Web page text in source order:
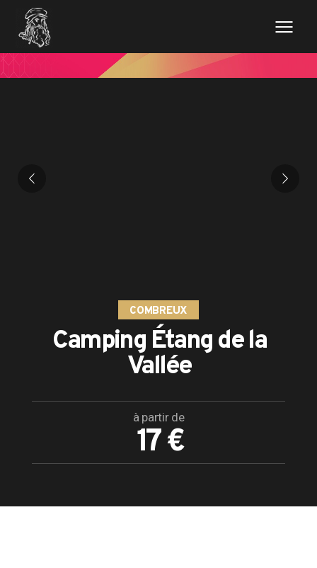
COMBREUX
Camping Étang de la
Vallée
à partir de
17 €